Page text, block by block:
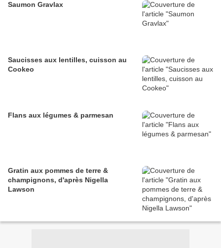
Saumon Gravlax
Saucisses aux lentilles, cuisson au
Cookeo
Flans aux légumes & parmesan
Gratin aux pommes de terre &
champignons, d'après Nigella
Lawson